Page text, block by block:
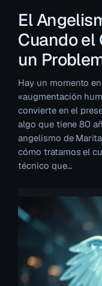
El
Cuando el
un
Hay un momento
«augmentación
convierte en el
algo que tiene 80
angelismo de
cómo tratamos el
técnico que…